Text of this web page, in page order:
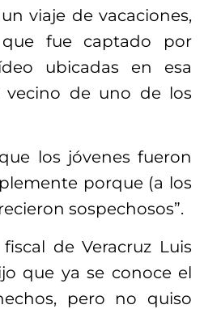
viaje de vacaciones,
fue captado por
ubicadas en esa
de uno de los
los jóvenes fueron
porque (a los
sospechosos”.
de Veracruz Luis
que ya se conoce el
pero no quiso